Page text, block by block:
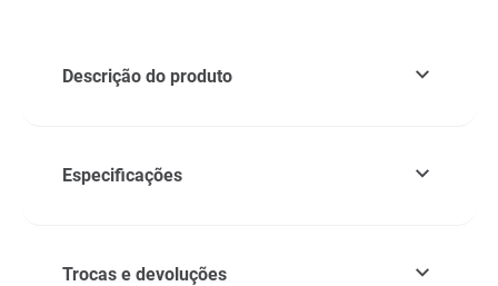
Descrição do produto
Especificações
Trocas e devoluções